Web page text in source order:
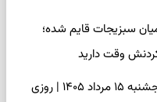
سبزیجات قایم شده؛
فال سرنوشت امروز پنجشنبه ۱۵ مرداد ۱۴۰۵ | روزی